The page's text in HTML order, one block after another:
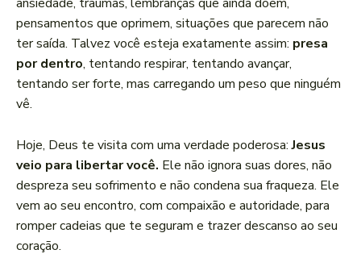
pensamentos que oprimem, situações que parecem não
ter saída. Talvez você esteja exatamente assim: presa
por dentro, tentando respirar, tentando avançar,
tentando ser forte, mas carregando um peso que ninguém
vê.
Hoje, Deus te visita com uma verdade poderosa:Jesus
veio para libertar você. Ele não ignora suas dores, não
despreza seu sofrimento e não condena sua fraqueza. Ele
vem ao seu encontro, com compaixão e autoridade, para
romper cadeias que te seguram e trazer descanso ao seu
coração.